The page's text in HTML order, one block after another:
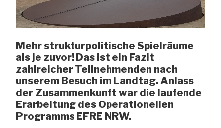
Mehr strukturpolitische Spielräume
als je zuvor! Das ist ein Fazit
zahlreicher Teilnehmenden nach
unserem Besuch im Landtag. Anlass
der Zusammenkunft war die laufende
Erarbeitung des Operationellen
Programms EFRE NRW.